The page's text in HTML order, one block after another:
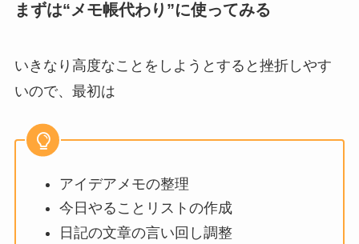
まずは“メモ帳代わり”に使ってみる
いきなり高度なことをしようとすると挫折しやす
いので、最初は
アイデアメモの整理
今日やることリストの作成
日記の文章の言い回し調整